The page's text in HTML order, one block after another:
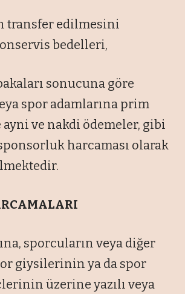
transfer edilmesini
bedelleri,
sonucuna göre
spor adamlarına prim
ve nakdi ödemeler, gibi
harcaması olarak
sporcuların veya diğer
giysilerinin ya da spor
üzerine yazılı veya